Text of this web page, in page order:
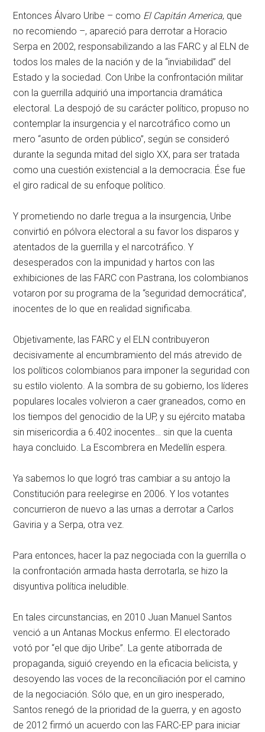
Entonces Álvaro Uribe – como El Capitán America, que
no recomiendo –, apareció para derrotar a Horacio
Serpa en 2002, responsabilizando a las FARC y al ELN de
todos los males de la nación y de la “inviabilidad” del
Estado y la sociedad. Con Uribe la confrontación militar
con la guerrilla adquirió una importancia dramática
electoral. La despojó de su carácter político, propuso no
contemplar la insurgencia y el narcotráfico como un
mero “asunto de orden público”, según se consideró
durante la segunda mitad del siglo XX, para ser tratada
como una cuestión existencial a la democracia. Ése fue
el giro radical de su enfoque político.
Y prometiendo no darle tregua a la insurgencia, Uribe
convirtió en pólvora electoral a su favor los disparos y
atentados de la guerrilla y el narcotráfico. Y
desesperados con la impunidad y hartos con las
exhibiciones de las FARC con Pastrana, los colombianos
votaron por su programa de la “seguridad democrática”,
inocentes de lo que en realidad significaba.
Objetivamente, las FARC y el ELN contribuyeron
decisivamente al encumbramiento del más atrevido de
los políticos colombianos para imponer la seguridad con
su estilo violento. A la sombra de su gobierno, los líderes
populares locales volvieron a caer graneados, como en
los tiempos del genocidio de la UP, y su ejército mataba
sin misericordia a 6.402 inocentes… sin que la cuenta
haya concluido. La Escombrera en Medellín espera.
Ya sabemos lo que logró tras cambiar a su antojo la
Constitución para reelegirse en 2006. Y los votantes
concurrieron de nuevo a las urnas a derrotar a Carlos
Gaviria y a Serpa, otra vez.
Para entonces, hacer la paz negociada con la guerrilla o
la confrontación armada hasta derrotarla, se hizo la
disyuntiva política ineludible.
En tales circunstancias, en 2010 Juan Manuel Santos
venció a un Antanas Mockus enfermo. El electorado
votó por “el que dijo Uribe”. La gente atiborrada de
propaganda, siguió creyendo en la eficacia belicista, y
desoyendo las voces de la reconciliación por el camino
de la negociación. Sólo que, en un giro inesperado,
Santos renegó de la prioridad de la guerra, y en agosto
de 2012 firmó un acuerdo con las FARC-EP para iniciar